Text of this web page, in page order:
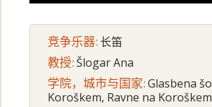
竞争乐器: 长笛
教授: Šlogar Ana
学院，城市与国家:Glasbena
Koroškem, Ravne na